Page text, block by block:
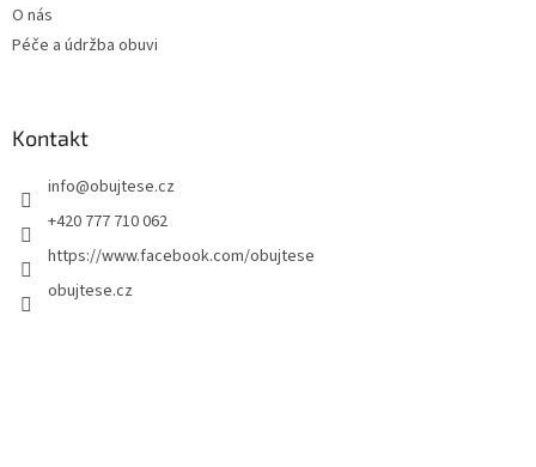
O nás
Péče a údržba obuvi
Kontakt
info@obujtese.cz
+420 777 710 062
https://www.facebook.com/obujtese
obujtese.cz